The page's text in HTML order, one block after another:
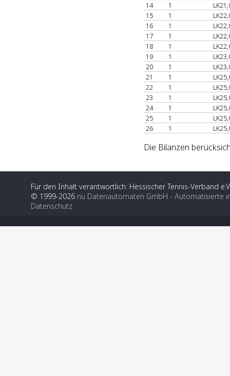
14
1
15
1
16
1
17
1
18
1
19
1
20
1
21
1
22
1
23
1
24
1
25
1
26
1
Die Bilanzen
Für den Inhalt verantwortlich: Hessischer Tennis-Verband
© 1999-2026 nu Datenautomaten GmbH - Automatisierte
Datenschutz